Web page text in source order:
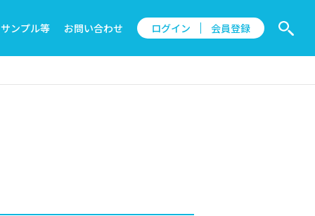
サンプル等 お問い合わせ ログイン 会員登録